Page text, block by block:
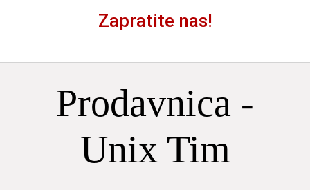
Zapratite nas!
Prodavnica -
Unix Tim